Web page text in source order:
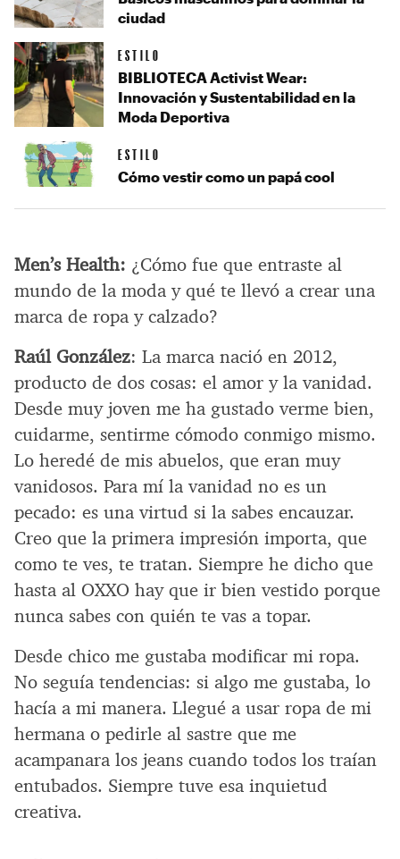
Men’s Health: ¿Cómo fue que entraste al
mundo de la moda y qué te llevó a crear una
marca de ropa y calzado?
Raúl González: La marca nació en 2012,
producto de dos cosas: el amor y la vanidad.
Desde muy joven me ha gustado verme bien,
cuidarme, sentirme cómodo conmigo mismo.
Lo heredé de mis abuelos, que eran muy
vanidosos. Para mí la vanidad no es un
pecado: es una virtud si la sabes encauzar.
Creo que la primera impresión importa, que
como te ves, te tratan. Siempre he dicho que
hasta al OXXO hay que ir bien vestido porque
nunca sabes con quién te vas a topar.
Desde chico me gustaba modificar mi ropa.
No seguía tendencias: si algo me gustaba, lo
hacía a mi manera. Llegué a usar ropa de mi
hermana o pedirle al sastre que me
acampanara los jeans cuando todos los traían
entubados. Siempre tuve esa inquietud
creativa.
ciudad
ESTILO
BIBLIOTECA Activist Wear:
Innovación y Sustentabilidad en la
Moda Deportiva
ESTILO
Cómo vestir como un papá cool